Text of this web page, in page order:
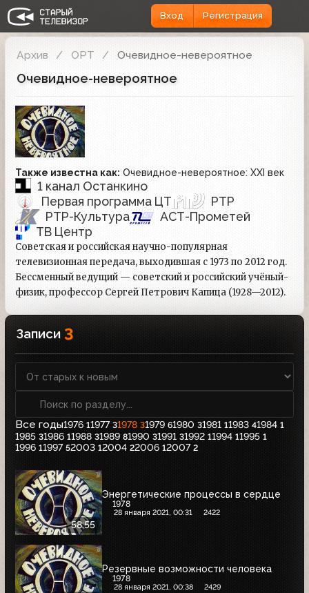
Вход Регистрация
Архив ОРТ Очевидное-невероятное
Очевидное-невероятное
Также известна как: Очевидное-невероятное: XXI век
1 канал Останкино
Первая программа ЦТ
РТР
РТР-Культура
АСТ-Прометей
ТВ Центр
Советская и российская научно-популярная
телевизионная передача, выходившая с 1973 по 2012 год.
Бессменный ведущий — советский и российский учёный-
физик, профессор Сергей Петрович Капица (1928—2012).
Записи 3
Все годы1976 11977 31978 31979 61980 31981 11983 41984 1
1985 31986 11988 31989 81990 31991 31992 11994 11995 1
1996 11997 52003 12004 22006 12007 2
58:55
Энергетические процессы в сердце
1978
28 января 2021, 00:31 2422
Резервные возможности человека
1978
28 января 2021, 00:38 2429